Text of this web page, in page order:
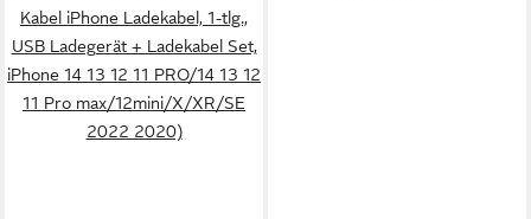
Kabel iPhone Ladekabel, 1-tlg.,
USB Ladegerät + Ladekabel Set,
iPhone 14 13 12 11 PRO/14 13 12
11 Pro max/12mini/X/XR/SE
2022 2020)